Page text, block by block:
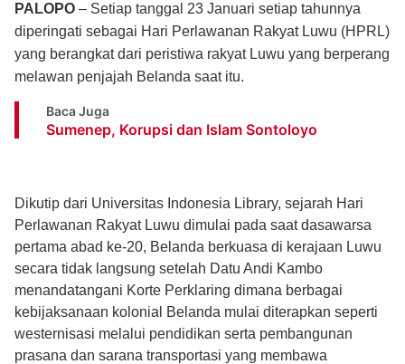
PALOPO – Setiap tanggal 23 Januari setiap tahunnya
diperingati sebagai Hari Perlawanan Rakyat Luwu (HPRL)
yang berangkat dari peristiwa rakyat Luwu yang berperang
melawan penjajah Belanda saat itu.
Baca Juga
Sumenep, Korupsi dan Islam Sontoloyo
Dikutip dari Universitas Indonesia Library, sejarah Hari
Perlawanan Rakyat Luwu dimulai pada saat dasawarsa
pertama abad ke-20, Belanda berkuasa di kerajaan Luwu
secara tidak langsung setelah Datu Andi Kambo
menandatangani Korte Perklaring dimana berbagai
kebijaksanaan kolonial Belanda mulai diterapkan seperti
westernisasi melalui pendidikan serta pembangunan
prasana dan sarana transportasi yang membawa